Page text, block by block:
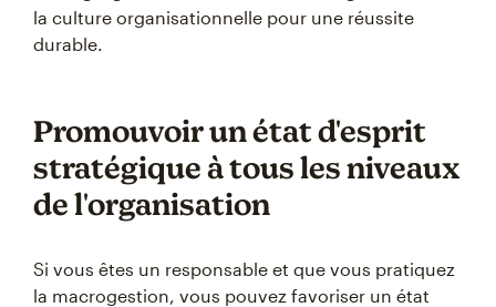
la culture organisationnelle pour une réussite
durable.
Promouvoir un état d'esprit
stratégique à tous les niveaux
de l'organisation
Si vous êtes un responsable et que vous pratiquez
la macrogestion, vous pouvez favoriser un état